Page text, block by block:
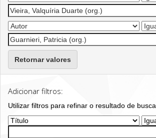
Retornar valores
Adicionar filtros:
Utilizar filtros para refinar o resultado de busca.